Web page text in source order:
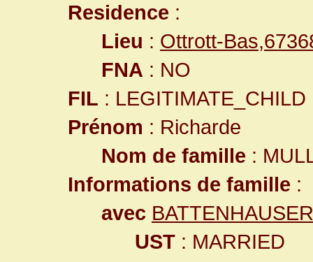
Residence :
Lieu : Ottrott-
FNA : NO
FIL : LEGITIMATE_CHILD
Prénom : Richarde
Nom de famille :
Informations de famille :
avec
UST : MARRIED